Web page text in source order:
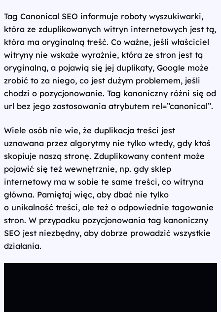
Tag Canonical SEO informuje roboty wyszukiwarki,
która ze zduplikowanych witryn internetowych jest tą,
która ma oryginalną treść. Co ważne, jeśli właściciel
witryny nie wskaże wyraźnie, która ze stron jest tą
oryginalną, a pojawią się jej duplikaty, Google może
zrobić to za niego, co jest dużym problemem, jeśli
chodzi o pozycjonowanie. Tag kanoniczny różni się od
url bez jego zastosowania atrybutem rel=”canonical”.
Wiele osób nie wie, że duplikacja treści jest
uznawana przez algorytmy nie tylko wtedy, gdy ktoś
skopiuje naszą stronę. Zduplikowany content może
pojawić się też wewnętrznie, np. gdy sklep
internetowy ma w sobie te same treści, co witryna
główna. Pamiętaj więc, aby dbać nie tylko
o unikalność treści, ale też o odpowiednie tagowanie
stron. W przypadku pozycjonowania tag kanoniczny
SEO jest niezbędny, aby dobrze prowadzić wszystkie
działania.